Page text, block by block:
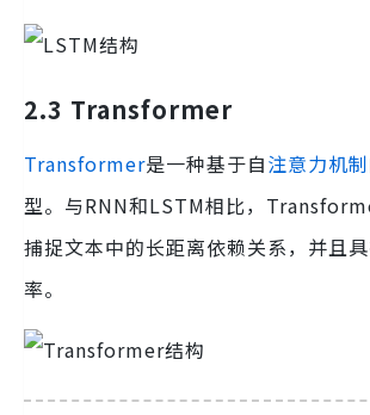
2.3 Transformer
Transformer是一种基于自注意力机制
型。与RNN和LSTM相比，
捕捉文本中的长距离依赖关系，并且
率。